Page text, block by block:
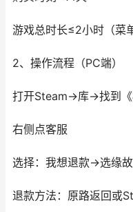
游戏总时长≤2小时（菜
2、操作流程（PC端）
打开Steam→库→找到《
右侧点客服
选择：我想退款→选缘
退款方法：原路返回或